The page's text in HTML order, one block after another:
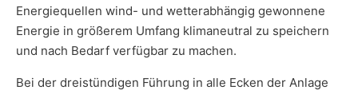
Energiequellen wind- und wetterabhängig gewonnene
Energie in größerem Umfang klimaneutral zu speichern
und nach Bedarf verfügbar zu machen.
Bei der dreistündigen Führung in alle Ecken der Anlage